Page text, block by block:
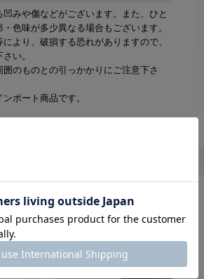
みや傷などがございます。また、ひと
色味が多少異なる場合もございます。
より、破損する恐れがありますので、
い。
のものとの引っかかりにご注意下さ
ポート商品です。
使用したコーディネート